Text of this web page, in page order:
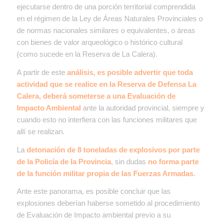
ejecutarse dentro de una porción territorial comprendida
en el régimen de la Ley de Áreas Naturales Provinciales o
de normas nacionales similares o equivalentes, o áreas
con bienes de valor arqueológico o histórico cultural
(como sucede en la Reserva de La Calera).
A partir de este análisis, es posible advertir que toda
actividad que se realice en la Reserva de Defensa La
Calera, deberá someterse a una Evaluación de
Impacto Ambiental ante la autoridad provincial, siempre y
cuando esto no interfiera con las funciones militares que
allí se realizan.
La detonación de 8 toneladas de explosivos por parte
de la Policía de la Provincia, sin dudas no forma parte
de la función militar propia de las Fuerzas Armadas.
Ante este panorama, es posible concluir que las
explosiones deberían haberse sometido al procedimiento
de Evaluación de Impacto ambiental previo a su